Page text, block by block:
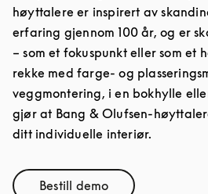
høyttalere er inspirert av
erfaring gjennom 100 år, og er
– som et fokuspunkt eller som et
rekke med farge- og
veggmontering, i en bokhylle
gjør at Bang & Olufsen-
ditt individuelle interiør.
Bestill demo